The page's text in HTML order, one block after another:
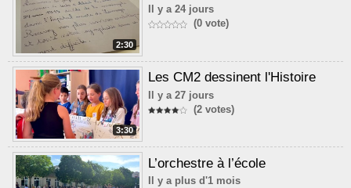
2:30
Il y a 24 jours
(0 vote)
3:30
Les CM2 dessinent l'Histoire
Il y a 27 jours
(2 votes)
L’orchestre à l’école
Il y a plus d'1 mois